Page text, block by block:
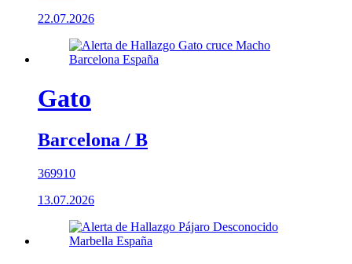
22.07.2026
Gato
Barcelona / B
369910
13.07.2026